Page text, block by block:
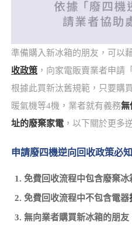
準備購入新冰箱的朋友，可以
收政策，向家電販賣業者申請「
根據此買新汰舊規範，只要購
暖氣機等4機，業者就有義務無
址的廢棄家電，以下關於更多
申請廢四機逆向回收政策必知
免費回收流程中包含廢棄冰
免費回收流程中不包含電器
無向業者購買新冰箱的朋